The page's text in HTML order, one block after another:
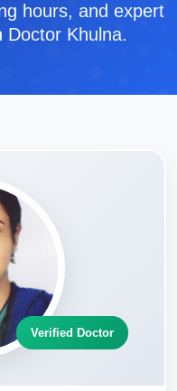
hours, and expert
Doctor Khulna.
Verified Doctor